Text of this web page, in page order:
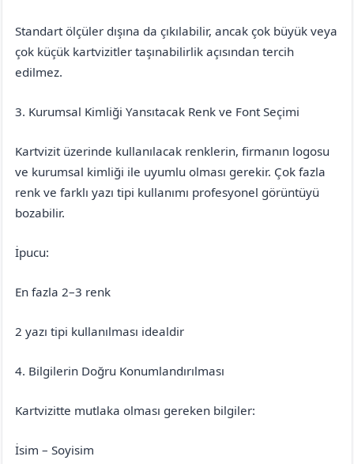
Standart ölçüler dışına da çıkılabilir, ancak çok büyük veya
çok küçük kartvizitler taşınabilirlik açısından tercih
edilmez.
3. Kurumsal Kimliği Yansıtacak Renk ve Font Seçimi
Kartvizit üzerinde kullanılacak renklerin, firmanın logosu
ve kurumsal kimliği ile uyumlu olması gerekir. Çok fazla
renk ve farklı yazı tipi kullanımı profesyonel görüntüyü
bozabilir.
İpucu:
En fazla 2–3 renk
2 yazı tipi kullanılması idealdir
4. Bilgilerin Doğru Konumlandırılması
Kartvizitte mutlaka olması gereken bilgiler:
İsim – Soyisim